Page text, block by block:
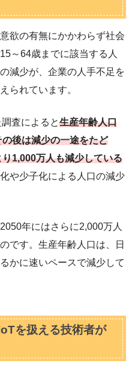
欲の有無にかかわらず社会
～64歳までに該当する人
減少が、企業の人手不足を
られています。
査によると生産年齢人口
後は減少の一途をたど
1,000万人も減少している
や少子化による人口の減少
年にはさらに2,000万人
です。生産年齢人口は、日
かに速いペースで減少して
を扱える技術者が